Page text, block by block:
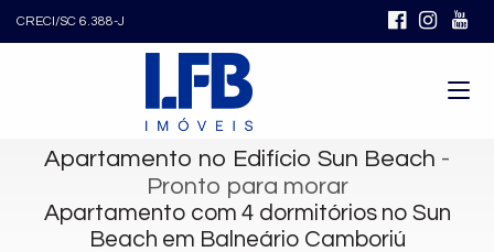
CRECI/SC 6.388-J
Apartamento no Edifício Sun Beach -
Pronto para morar
Apartamento com 4 dormitórios no Sun
Beach em Balneário Camboriú